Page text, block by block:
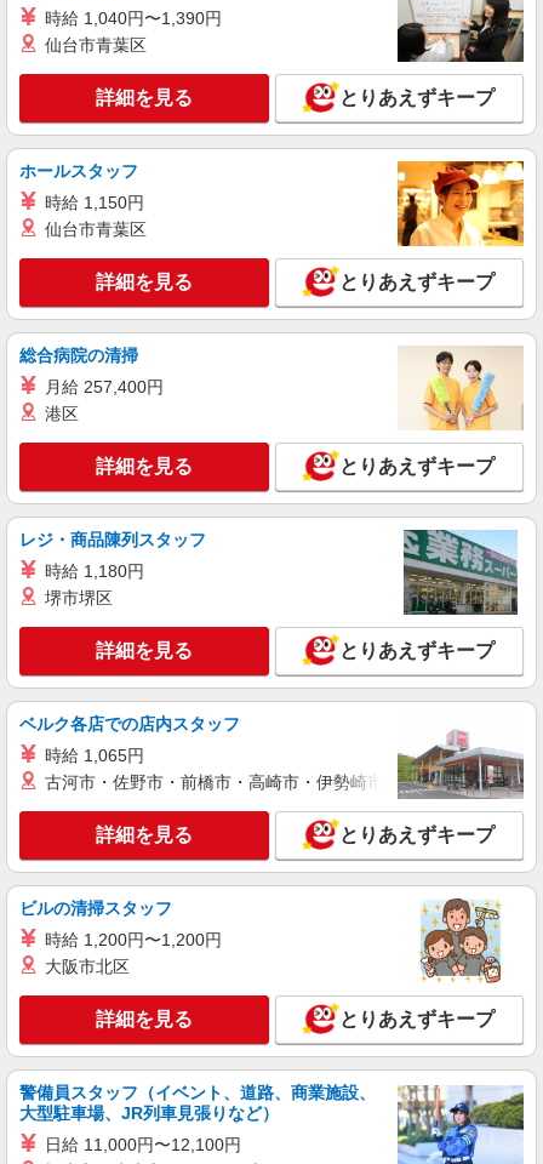
【福祉】
時給1650円〜2312円 ＜日払い有/週払い有/交
港区 ★来社不要
キープ 詳細を見る
アルバイト パート
介護付有料老人ホーム せらび有栖川/1380000043-021
介護職員（ヘルパー）（介護助手）
時給1,300円
東京都港区南麻布5-12-12
詳細を見る
派遣社員
（株）ウィルオブ・ワークCW 新宿支店/ms130101
高齢者向け住宅staff
時給1800円 ◆前払い・日払い・週払いOK
東京都港区
詳細を見る
株式会社kotrio /●SW-H2-2098978
シニア向けマンションで見守り・食事配膳等＊
麻布十番駅＊日払可
時給1650円〜2312円 ＜日払い有/週払い有/交
通費全支給(ガソリン代含む)＞
港区内｜最寄駅：麻布十番
キープ 詳細を見る
派遣社員
株式会社kotrio /●SW-H2-2100221
日収1.3万円〜☆【運転・配送】の経験がある
方優遇≪デイSTAFF≫
時給1650円〜2312円 ＜日払い有/週払い有/交
通費全支給(ガソリン代含む)＞
東京都港区｜最寄駅：泉岳寺
詳細を見る
時給 1,040円〜1,390円
仙台市青葉区
詳細を見る とりあえずキープ
ホールスタッフ
時給 1,150円
仙台市青葉区
詳細を見る とりあえずキープ
総合病院の清掃
月給 257,400円
港区
詳細を見る とりあえずキープ
レジ・商品陳列スタッフ
時給 1,180円
堺市堺区
詳細を見る とりあえずキープ
ベルク各店での店内スタッフ
時給 1,065円
古河市・佐野市・前橋市・高崎市・伊勢崎市・太田市・館林市
詳細を見る とりあえずキープ
ビルの清掃スタッフ
時給 1,200円〜1,200円
大阪市北区
詳細を見る とりあえずキープ
警備員スタッフ（イベント、道路、商業施設、
大型駐車場、JR列車見張りなど）
日給 11,000円〜12,100円